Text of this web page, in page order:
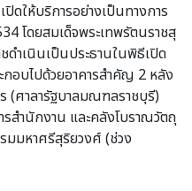
ให้บริการอย่างเป็นทางการ
โดยสมเด็จพระเทพรัตนราชสุ
ดำเนินเป็นประธานในพิธีเปิด
อบไปด้วยอาคารสำคัญ 2 หลัง
(ศาลารัฐบาลมณฑลราชบุรี)
สำนักงาน และคลังโบราณวัตถุ
มมหาศรีสุริยวงศ์ (ช่วง